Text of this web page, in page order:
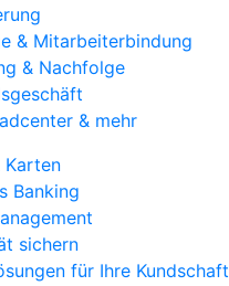
& Mitarbeiterbindung
& Nachfolge
& mehr
Karten
Banking
sichern
für Ihre Kundschaft